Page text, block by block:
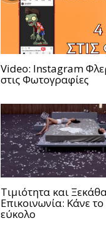
Video: Instagram
στις Φωτογραφίες
Τιμιότητα και
Επικοινωνία: Κάνε
εύκολο